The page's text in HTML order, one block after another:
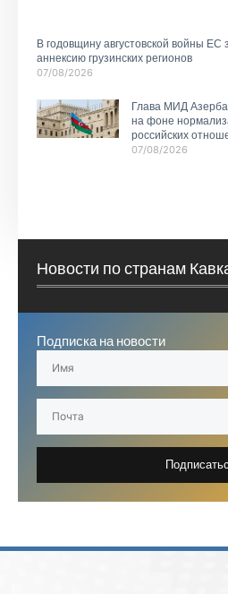
В годовщину августовской войны ЕС
аннексию грузинских регионов
07/08/2026
Глава МИД
на фоне
российских
07/08/2026
Новости по странам
Подписка на новости